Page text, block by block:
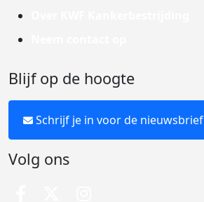
Blijf op de hoogte
Schrijf je in voor de nieuwsbrief
Volg ons